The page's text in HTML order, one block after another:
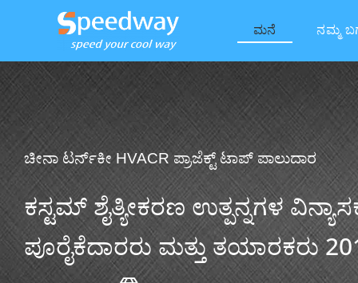
ಮನೆ ನಮ್ಮ
ಚೀನಾ ಟರ್ನ್‌ಕೀ HVACR ಪ್ರಾಜೆಕ್ಟ್ ಟಾಪ್ ಪಾಲುದಾರ
ಕಸ್ಟಮ್ ಶೈತ್ಯೀಕರಣ ಉತ್ಪನ್ನಗಳ
ಪೂರೈಕೆದಾರರು ಮತ್ತು ತಯಾರಕರು